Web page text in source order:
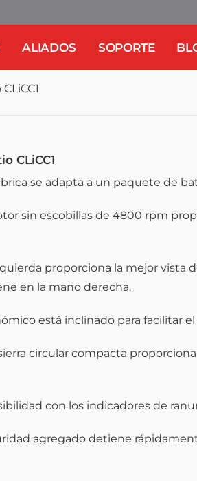
ALIADOS SOPORTE
CLiCC1
se adapta a un paquete de
sin escobillas de 4800 rpm
proporciona la mejor vista
en la mano derecha.
está inclinado para facilitar el
circular compacta
con los indicadores de
agregado detiene